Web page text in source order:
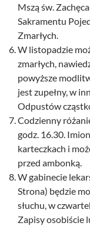
Mszą św.
Sakramentu
Zmarłych.
W listopadzie
zmarłych,
powyższe
jest zupełny, w
Odpustów
Codzienny
godz. 16.30.
karteczkach i
przed ambonką.
W gabinecie
Strona) będzie
słuchu, w
Zapisy osobiście